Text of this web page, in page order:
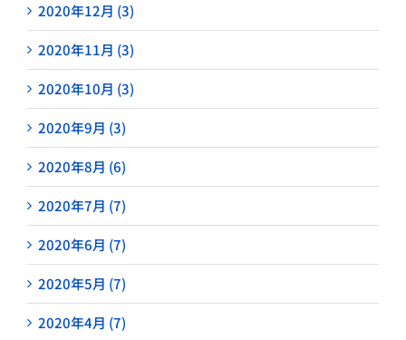
2020年12月 (3)
2020年11月 (3)
2020年10月 (3)
2020年9月 (3)
2020年8月 (6)
2020年7月 (7)
2020年6月 (7)
2020年5月 (7)
2020年4月 (7)